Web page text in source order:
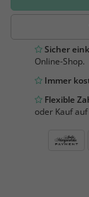
Sicher
Online-Shop.
Immer
Flexible
oder Kauf